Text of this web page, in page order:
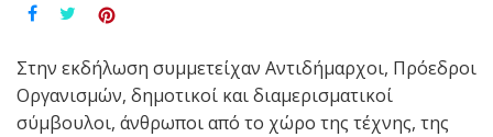
Στην εκδήλωση συμμετείχαν Αντιδήμαρχοι, Πρόεδροι
Οργανισμών, δημοτικοί και διαμερισματικοί
σύμβουλοι, άνθρωποι από το χώρο της τέχνης, της